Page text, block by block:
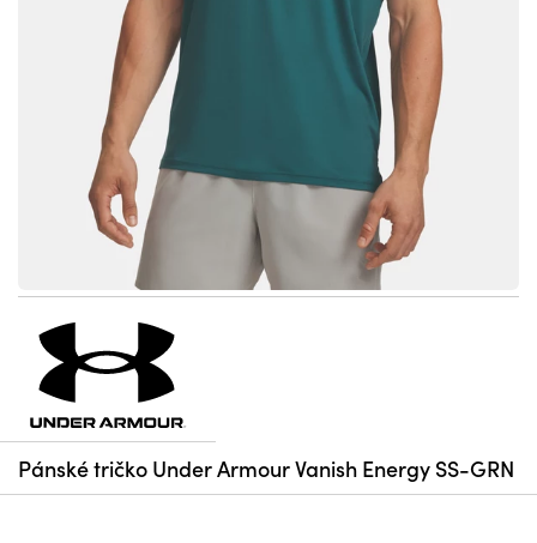
Pánské tričko Under Armour Vanish Energy SS-GRN